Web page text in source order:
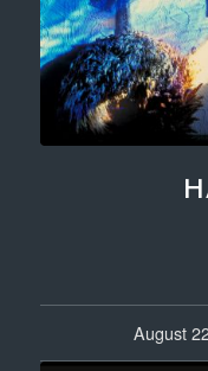
August /